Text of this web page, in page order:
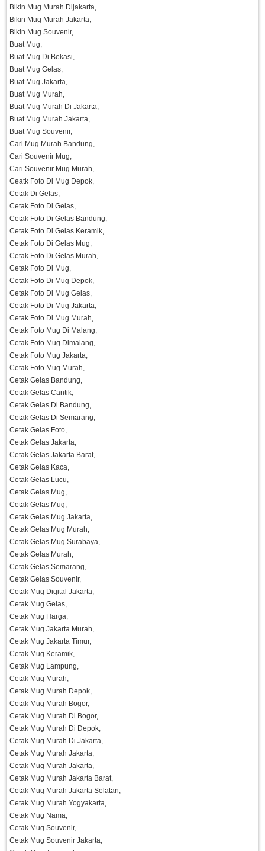
Bikin Mug Murah Dijakarta,
Bikin Mug Murah Jakarta,
Bikin Mug Souvenir,
Buat Mug,
Buat Mug Di Bekasi,
Buat Mug Gelas,
Buat Mug Jakarta,
Buat Mug Murah,
Buat Mug Murah Di Jakarta,
Buat Mug Murah Jakarta,
Buat Mug Souvenir,
Cari Mug Murah Bandung,
Cari Souvenir Mug,
Cari Souvenir Mug Murah,
Ceatk Foto Di Mug Depok,
Cetak Di Gelas,
Cetak Foto Di Gelas,
Cetak Foto Di Gelas Bandung,
Cetak Foto Di Gelas Keramik,
Cetak Foto Di Gelas Mug,
Cetak Foto Di Gelas Murah,
Cetak Foto Di Mug,
Cetak Foto Di Mug Depok,
Cetak Foto Di Mug Gelas,
Cetak Foto Di Mug Jakarta,
Cetak Foto Di Mug Murah,
Cetak Foto Mug Di Malang,
Cetak Foto Mug Dimalang,
Cetak Foto Mug Jakarta,
Cetak Foto Mug Murah,
Cetak Gelas Bandung,
Cetak Gelas Cantik,
Cetak Gelas Di Bandung,
Cetak Gelas Di Semarang,
Cetak Gelas Foto,
Cetak Gelas Jakarta,
Cetak Gelas Jakarta Barat,
Cetak Gelas Kaca,
Cetak Gelas Lucu,
Cetak Gelas Mug,
Cetak Gelas Mug,
Cetak Gelas Mug Jakarta,
Cetak Gelas Mug Murah,
Cetak Gelas Mug Surabaya,
Cetak Gelas Murah,
Cetak Gelas Semarang,
Cetak Gelas Souvenir,
Cetak Mug Digital Jakarta,
Cetak Mug Gelas,
Cetak Mug Harga,
Cetak Mug Jakarta Murah,
Cetak Mug Jakarta Timur,
Cetak Mug Keramik,
Cetak Mug Lampung,
Cetak Mug Murah,
Cetak Mug Murah Depok,
Cetak Mug Murah Bogor,
Cetak Mug Murah Di Bogor,
Cetak Mug Murah Di Depok,
Cetak Mug Murah Di Jakarta,
Cetak Mug Murah Jakarta,
Cetak Mug Murah Jakarta,
Cetak Mug Murah Jakarta Barat,
Cetak Mug Murah Jakarta Selatan,
Cetak Mug Murah Yogyakarta,
Cetak Mug Nama,
Cetak Mug Souvenir,
Cetak Mug Souvenir Jakarta,